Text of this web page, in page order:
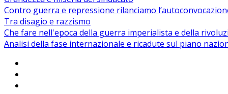
Contro guerra e repressione rilanciamo
Tra disagio e razzismo
Che fare nell'epoca della guerra imperialista e della
Analisi della fase internazionale e ricadute sul piano